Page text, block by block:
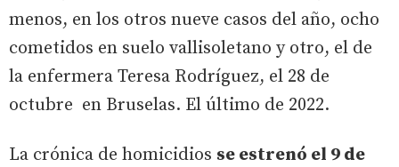
menos, en los otros nueve casos del año, ocho
cometidos en suelo vallisoletano y otro, el de
la enfermera Teresa Rodríguez, el 28 de
octubre en Bruselas. El último de 2022.
La crónica de homicidios se estrenó el 9 de